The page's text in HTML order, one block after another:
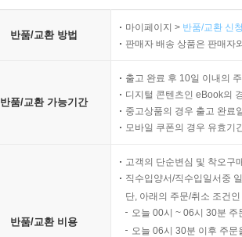
반품/교환 방법
마이페이지 > 반품/교환 신
판매자 배송 상품은 판매자
반품/교환 가능기간
출고 완료 후 10일 이내의
디지털 콘텐츠인 eBook의
중고상품의 경우 출고 완료
모바일 쿠폰의 경우 유효기
반품/교환 비용
고객의 단순변심 및 착오구
직수입양서/직수입일서중
단, 아래의 주문/취소 조건
오늘 00시 ~ 06시 30분
오늘 06시 30분 이후 주